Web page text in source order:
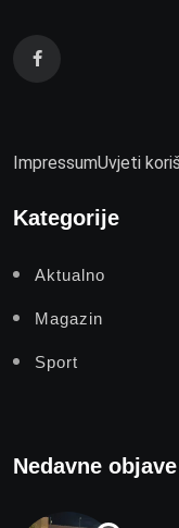
ImpressumUvjeti
Kategorije
Aktualno
Magazin
Sport
Nedavne objave